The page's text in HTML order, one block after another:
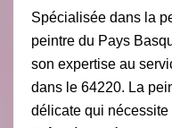
Spécialisée dans la
peintre du Pays
son expertise au
dans le 64220. La
délicate qui